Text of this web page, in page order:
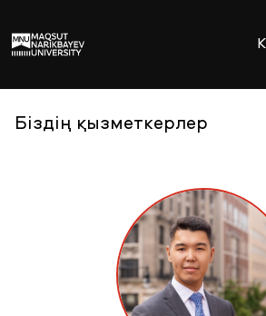
Басты бет
Академиялық өмір
Зерттеу және ғылым
Біздің қызметкерлер